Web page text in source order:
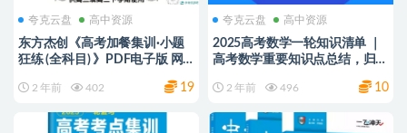
夸克云盘 高中资源
东方杰创《高考加餐集训·小题
狂练 (全科目) 》PDF电子版 网
2 年前 402 19
夸克云盘 高中资源
2025高考数学一轮知识清单 ｜
高考数学重要知识点总结，归纳
2 年前 496 10